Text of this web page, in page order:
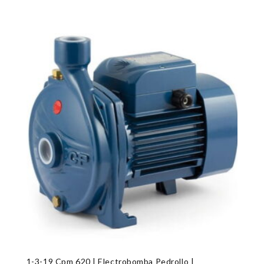
1-3-19 Cpm 620 | Electrobomba Pedrollo |